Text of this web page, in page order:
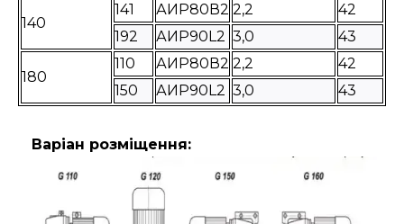
140
141 АИР80В2 2,2
42
192
АИР90L2 3,0 43
180
110 АИР80В2 2,2
42
150
АИР90L2 3,0 43
Варіан розміщення: